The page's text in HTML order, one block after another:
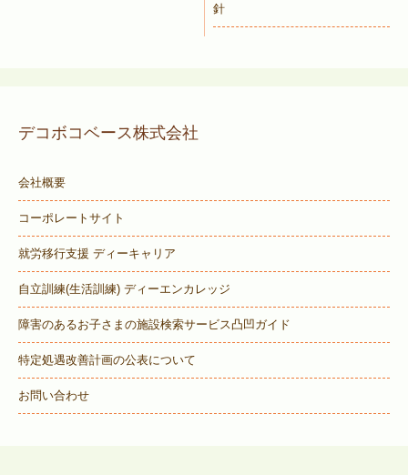
針
デコボコベース株式会社
会社概要
コーポレートサイト
就労移行支援 ディーキャリア
自立訓練(生活訓練) ディーエンカレッジ
障害のあるお子さまの施設検索サービス凸凹ガイド
特定処遇改善計画の公表について
お問い合わせ